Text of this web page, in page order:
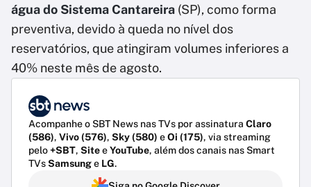
água do Sistema Cantareira (SP), como forma
preventiva, devido à queda no nível dos
reservatórios, que atingiram volumes inferiores a
40% neste mês de agosto.
Acompanhe o SBT News nas TVs por assinatura Claro
(586), Vivo (576), Sky (580) eOi (175), via streaming
pelo+SBT, SiteeYouTube, além dos canais nas Smart
TVsSamsunge LG.